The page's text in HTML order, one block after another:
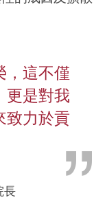
，這不僅
更是對我
致力於貢
長